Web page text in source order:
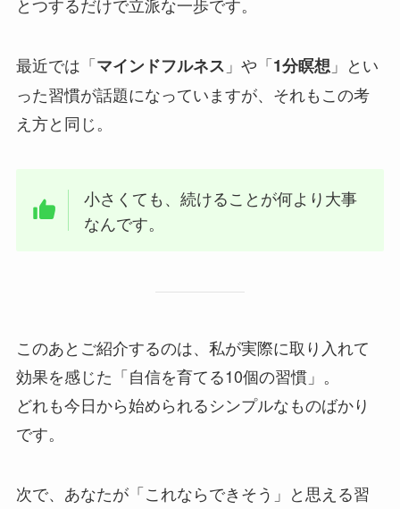
最近では「マインドフルネス 」や「1分瞑想」とい
った習慣が話題になっていますが、それもこの考
え方と同じ。
小さくても、続けることが何より大事
なんです。
このあとご紹介するのは、私が実際に取り入れて
効果を感じた「自信を育てる10個の習慣」。
どれも今日から始められるシンプルなものばかり
です。
次で、あなたが「これならできそう」と思える習